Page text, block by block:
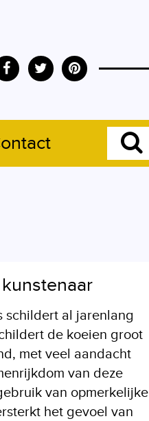
schildert al jarenlang
de koeien groot
met veel aandacht
van deze
van opmerkelijke
het gevoel van